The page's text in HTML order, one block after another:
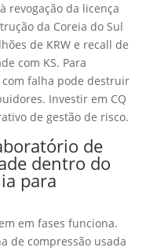
revogação da licença
da Coreia do Sul
de KRW e recall de
com KS. Para
falha pode destruir
Investir em CQ
de gestão de risco.
de
dentro do
para
em fases funciona.
de compressão usada